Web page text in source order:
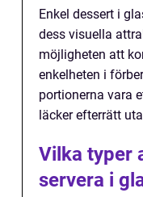
Enkel dessert i
dess visuella
möjligheten att
enkelheten i
portionerna vara
läcker efterrätt
Vilka typer
servera i